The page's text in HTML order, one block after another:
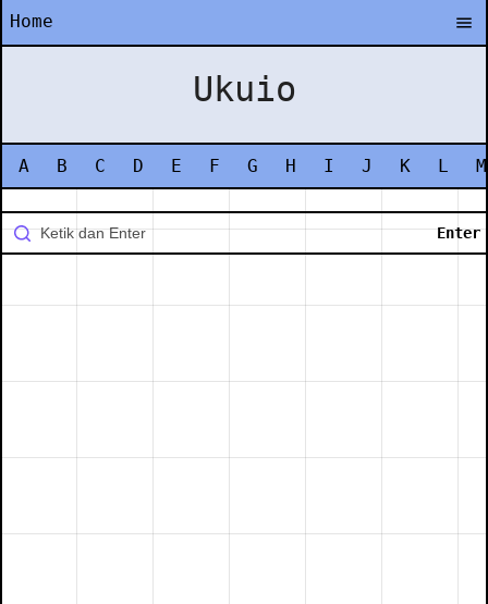
Home
Ukuio
A B C D E F G H I J K L M